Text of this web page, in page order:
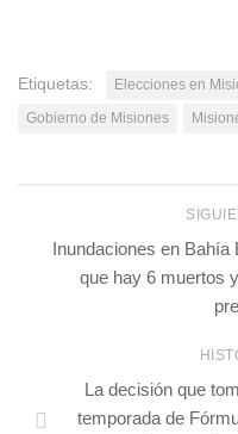
Etiquetas: Elecciones en
Gobierno de Misiones
Inundaciones en Bahía
que hay 6 muertos
La decisión que
temporada de